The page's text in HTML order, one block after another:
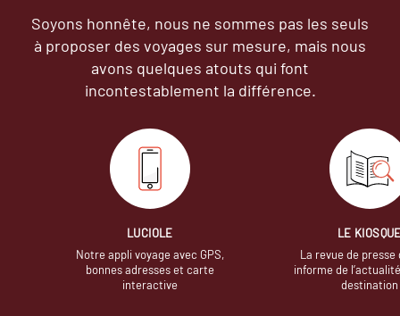
Soyons honnête, nous ne sommes pas les seuls
à proposer des voyages sur mesure, mais nous
avons quelques atouts qui font
incontestablement la différence.
LUCIOLE
Notre appli voyage avec GPS,
bonnes adresses et carte
interactive
LE
La revue de presse
informe de
destination